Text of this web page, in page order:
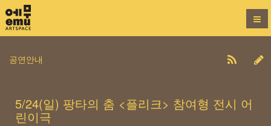
공연안내
5/24(일) 팡타의 춤 <플리크> 참여형 전시 어
린이극